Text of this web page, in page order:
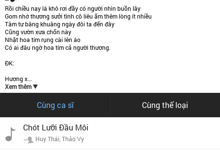
Rồi chiều nay lá khô rơi đầy có người nhìn buồn lây
Gom nhớ thương sưởi tình cô liêu ấm thêm lòng ít nhiều
Tâm tư bâng khuâng ngày đôi ta đến đây
Cũng vườn xưa chốn này
Nhặt hoa tím rụng cài lên áo
Có ai đâu ngờ hoa tím cả người thương.
ĐK:
Hương x...
Xem thêm
Cùng ca sĩ Cùng thể loại
Chót Lưỡi Đầu Môi
Huy Thái, Thảo Vy